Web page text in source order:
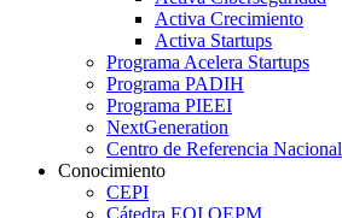
Activa Crecimiento
Activa Startups
Programa Acelera Startups
Programa PADIH
Programa PIEEI
NextGeneration
Centro de Referencia Nacional
Conocimiento
CEPI
Cátedra EOI OEPM